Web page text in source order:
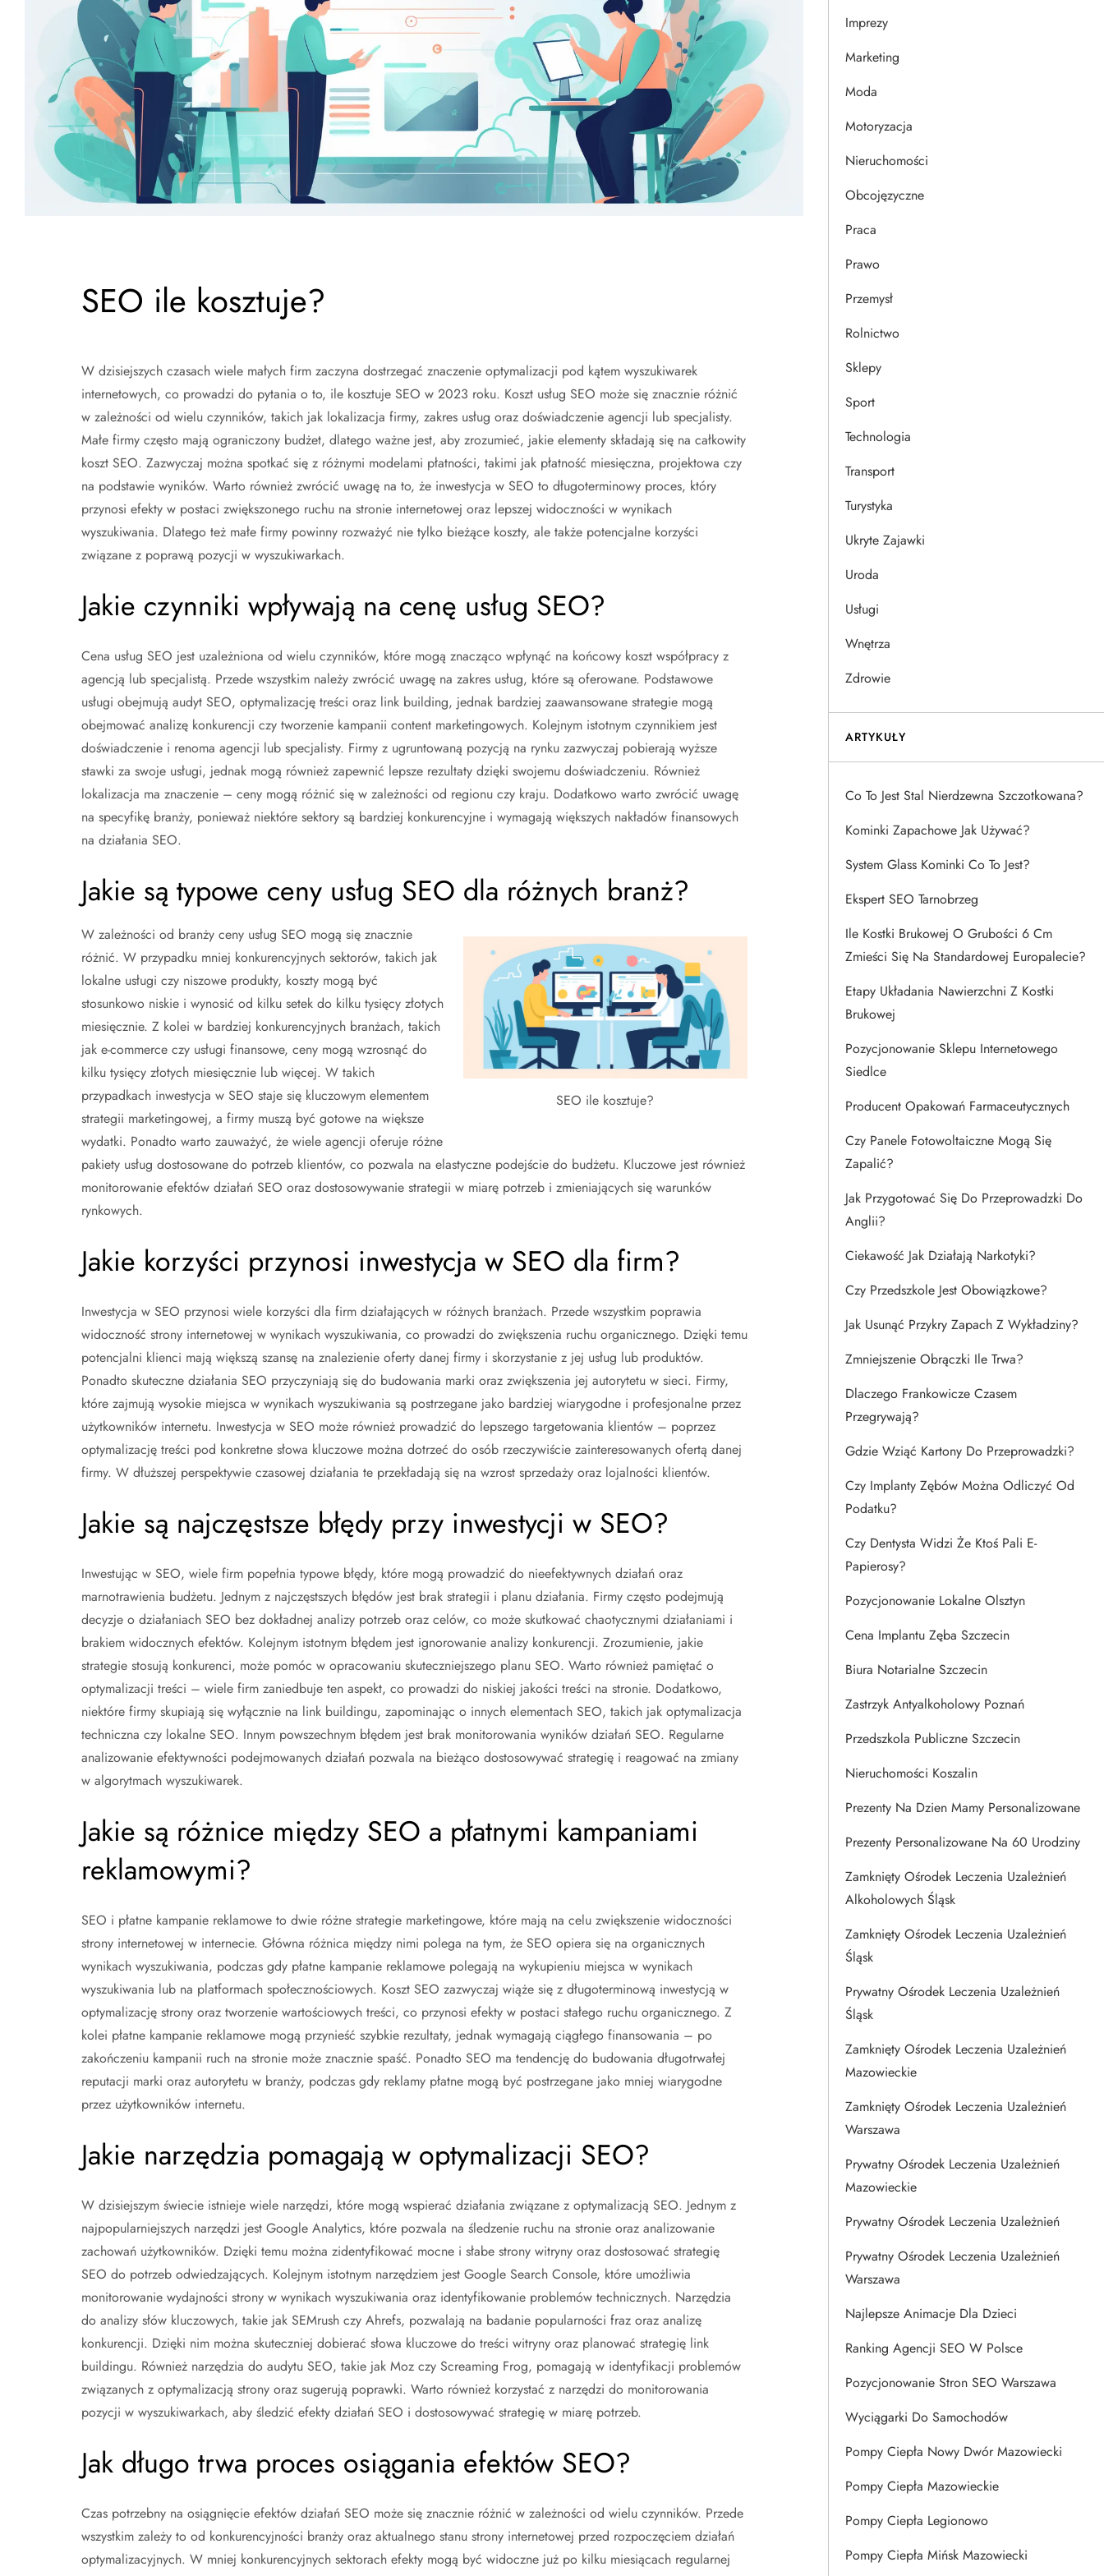
SEO ile kosztuje?
W dzisiejszych czasach wiele małych firm zaczyna dostrzegać znaczenie optymalizacji pod kątem wyszukiwarek
internetowych, co prowadzi do pytania o to, ile kosztuje SEO w 2023 roku. Koszt usług SEO może się znacznie różnić
w zależności od wielu czynników, takich jak lokalizacja firmy, zakres usług oraz doświadczenie agencji lub specjalisty.
Małe firmy często mają ograniczony budżet, dlatego ważne jest, aby zrozumieć, jakie elementy składają się na całkowity
koszt SEO. Zazwyczaj można spotkać się z różnymi modelami płatności, takimi jak płatność miesięczna, projektowa czy
na podstawie wyników. Warto również zwrócić uwagę na to, że inwestycja w SEO to długoterminowy proces, który
przynosi efekty w postaci zwiększonego ruchu na stronie internetowej oraz lepszej widoczności w wynikach
wyszukiwania. Dlatego też małe firmy powinny rozważyć nie tylko bieżące koszty, ale także potencjalne korzyści
związane z poprawą pozycji w wyszukiwarkach.
Jakie czynniki wpływają na cenę usług SEO?
Cena usług SEO jest uzależniona od wielu czynników, które mogą znacząco wpłynąć na końcowy koszt współpracy z
agencją lub specjalistą. Przede wszystkim należy zwrócić uwagę na zakres usług, które są oferowane. Podstawowe
usługi obejmują audyt SEO, optymalizację treści oraz link building, jednak bardziej zaawansowane strategie mogą
obejmować analizę konkurencji czy tworzenie kampanii content marketingowych. Kolejnym istotnym czynnikiem jest
doświadczenie i renoma agencji lub specjalisty. Firmy z ugruntowaną pozycją na rynku zazwyczaj pobierają wyższe
stawki za swoje usługi, jednak mogą również zapewnić lepsze rezultaty dzięki swojemu doświadczeniu. Również
lokalizacja ma znaczenie – ceny mogą różnić się w zależności od regionu czy kraju. Dodatkowo warto zwrócić uwagę
na specyfikę branży, ponieważ niektóre sektory są bardziej konkurencyjne i wymagają większych nakładów finansowych
na działania SEO.
Jakie są typowe ceny usług SEO dla różnych branż?
SEO ile kosztuje?
W zależności od branży ceny usług SEO mogą się znacznie
różnić. W przypadku mniej konkurencyjnych sektorów, takich jak
lokalne usługi czy niszowe produkty, koszty mogą być
stosunkowo niskie i wynosić od kilku setek do kilku tysięcy złotych
miesięcznie. Z kolei w bardziej konkurencyjnych branżach, takich
jak e-commerce czy usługi finansowe, ceny mogą wzrosnąć do
kilku tysięcy złotych miesięcznie lub więcej. W takich
przypadkach inwestycja w SEO staje się kluczowym elementem
strategii marketingowej, a firmy muszą być gotowe na większe
wydatki. Ponadto warto zauważyć, że wiele agencji oferuje różne
pakiety usług dostosowane do potrzeb klientów, co pozwala na elastyczne podejście do budżetu. Kluczowe jest również
monitorowanie efektów działań SEO oraz dostosowywanie strategii w miarę potrzeb i zmieniających się warunków
rynkowych.
Jakie korzyści przynosi inwestycja w SEO dla firm?
Inwestycja w SEO przynosi wiele korzyści dla firm działających w różnych branżach. Przede wszystkim poprawia
widoczność strony internetowej w wynikach wyszukiwania, co prowadzi do zwiększenia ruchu organicznego. Dzięki temu
potencjalni klienci mają większą szansę na znalezienie oferty danej firmy i skorzystanie z jej usług lub produktów.
Ponadto skuteczne działania SEO przyczyniają się do budowania marki oraz zwiększenia jej autorytetu w sieci. Firmy,
które zajmują wysokie miejsca w wynikach wyszukiwania są postrzegane jako bardziej wiarygodne i profesjonalne przez
użytkowników internetu. Inwestycja w SEO może również prowadzić do lepszego targetowania klientów – poprzez
optymalizację treści pod konkretne słowa kluczowe można dotrzeć do osób rzeczywiście zainteresowanych ofertą danej
firmy. W dłuższej perspektywie czasowej działania te przekładają się na wzrost sprzedaży oraz lojalności klientów.
Jakie są najczęstsze błędy przy inwestycji w SEO?
Inwestując w SEO, wiele firm popełnia typowe błędy, które mogą prowadzić do nieefektywnych działań oraz
marnotrawienia budżetu. Jednym z najczęstszych błędów jest brak strategii i planu działania. Firmy często podejmują
decyzje o działaniach SEO bez dokładnej analizy potrzeb oraz celów, co może skutkować chaotycznymi działaniami i
brakiem widocznych efektów. Kolejnym istotnym błędem jest ignorowanie analizy konkurencji. Zrozumienie, jakie
strategie stosują konkurenci, może pomóc w opracowaniu skuteczniejszego planu SEO. Warto również pamiętać o
optymalizacji treści – wiele firm zaniedbuje ten aspekt, co prowadzi do niskiej jakości treści na stronie. Dodatkowo,
niektóre firmy skupiają się wyłącznie na link buildingu, zapominając o innych elementach SEO, takich jak optymalizacja
techniczna czy lokalne SEO. Innym powszechnym błędem jest brak monitorowania wyników działań SEO. Regularne
analizowanie efektywności podejmowanych działań pozwala na bieżąco dostosowywać strategię i reagować na zmiany
w algorytmach wyszukiwarek.
Jakie są różnice między SEO a płatnymi kampaniami
reklamowymi?
SEO i płatne kampanie reklamowe to dwie różne strategie marketingowe, które mają na celu zwiększenie widoczności
strony internetowej w internecie. Główna różnica między nimi polega na tym, że SEO opiera się na organicznych
wynikach wyszukiwania, podczas gdy płatne kampanie reklamowe polegają na wykupieniu miejsca w wynikach
wyszukiwania lub na platformach społecznościowych. Koszt SEO zazwyczaj wiąże się z długoterminową inwestycją w
optymalizację strony oraz tworzenie wartościowych treści, co przynosi efekty w postaci stałego ruchu organicznego. Z
kolei płatne kampanie reklamowe mogą przynieść szybkie rezultaty, jednak wymagają ciągłego finansowania – po
zakończeniu kampanii ruch na stronie może znacznie spaść. Ponadto SEO ma tendencję do budowania długotrwałej
reputacji marki oraz autorytetu w branży, podczas gdy reklamy płatne mogą być postrzegane jako mniej wiarygodne
przez użytkowników internetu.
Jakie narzędzia pomagają w optymalizacji SEO?
W dzisiejszym świecie istnieje wiele narzędzi, które mogą wspierać działania związane z optymalizacją SEO. Jednym z
najpopularniejszych narzędzi jest Google Analytics, które pozwala na śledzenie ruchu na stronie oraz analizowanie
zachowań użytkowników. Dzięki temu można zidentyfikować mocne i słabe strony witryny oraz dostosować strategię
SEO do potrzeb odwiedzających. Kolejnym istotnym narzędziem jest Google Search Console, które umożliwia
monitorowanie wydajności strony w wynikach wyszukiwania oraz identyfikowanie problemów technicznych. Narzędzia
do analizy słów kluczowych, takie jak SEMrush czy Ahrefs, pozwalają na badanie popularności fraz oraz analizę
konkurencji. Dzięki nim można skuteczniej dobierać słowa kluczowe do treści witryny oraz planować strategię link
buildingu. Również narzędzia do audytu SEO, takie jak Moz czy Screaming Frog, pomagają w identyfikacji problemów
związanych z optymalizacją strony oraz sugerują poprawki. Warto również korzystać z narzędzi do monitorowania
pozycji w wyszukiwarkach, aby śledzić efekty działań SEO i dostosowywać strategię w miarę potrzeb.
Jak długo trwa proces osiągania efektów SEO?
Czas potrzebny na osiągnięcie efektów działań SEO może się znacznie różnić w zależności od wielu czynników. Przede
wszystkim zależy to od konkurencyjności branży oraz aktualnego stanu strony internetowej przed rozpoczęciem działań
optymalizacyjnych. W mniej konkurencyjnych sektorach efekty mogą być widoczne już po kilku miesiącach regularnej
Imprezy
Marketing
Moda
Motoryzacja
Nieruchomości
Obcojęzyczne
Praca
Prawo
Przemysł
Rolnictwo
Sklepy
Sport
Technologia
Transport
Turystyka
Ukryte Zajawki
Uroda
Usługi
Wnętrza
Zdrowie
ARTYKUŁY
Co To Jest Stal Nierdzewna Szczotkowana?
Kominki Zapachowe Jak Używać?
System Glass Kominki Co To Jest?
Ekspert SEO Tarnobrzeg
Ile Kostki Brukowej O Grubości 6 Cm
Zmieści Się Na Standardowej Europalecie?
Etapy Układania Nawierzchni Z Kostki
Brukowej
Pozycjonowanie Sklepu Internetowego
Siedlce
Producent Opakowań Farmaceutycznych
Czy Panele Fotowoltaiczne Mogą Się
Zapalić?
Jak Przygotować Się Do Przeprowadzki Do
Anglii?
Ciekawość Jak Działają Narkotyki?
Czy Przedszkole Jest Obowiązkowe?
Jak Usunąć Przykry Zapach Z Wykładziny?
Zmniejszenie Obrączki Ile Trwa?
Dlaczego Frankowicze Czasem
Przegrywają?
Gdzie Wziąć Kartony Do Przeprowadzki?
Czy Implanty Zębów Można Odliczyć Od
Podatku?
Czy Dentysta Widzi Że Ktoś Pali E-
Papierosy?
Pozycjonowanie Lokalne Olsztyn
Cena Implantu Zęba Szczecin
Biura Notarialne Szczecin
Zastrzyk Antyalkoholowy Poznań
Przedszkola Publiczne Szczecin
Nieruchomości Koszalin
Prezenty Na Dzien Mamy Personalizowane
Prezenty Personalizowane Na 60 Urodziny
Zamknięty Ośrodek Leczenia Uzależnień
Alkoholowych Śląsk
Zamknięty Ośrodek Leczenia Uzależnień
Śląsk
Prywatny Ośrodek Leczenia Uzależnień
Śląsk
Zamknięty Ośrodek Leczenia Uzależnień
Mazowieckie
Zamknięty Ośrodek Leczenia Uzależnień
Warszawa
Prywatny Ośrodek Leczenia Uzależnień
Mazowieckie
Prywatny Ośrodek Leczenia Uzależnień
Prywatny Ośrodek Leczenia Uzależnień
Warszawa
Najlepsze Animacje Dla Dzieci
Ranking Agencji SEO W Polsce
Pozycjonowanie Stron SEO Warszawa
Wyciągarki Do Samochodów
Pompy Ciepła Nowy Dwór Mazowiecki
Pompy Ciepła Mazowieckie
Pompy Ciepła Legionowo
Pompy Ciepła Mińsk Mazowiecki